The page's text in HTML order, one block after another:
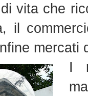
vita che
il
mercati
I